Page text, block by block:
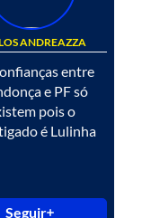
ANDREAZZA
entre
e PF só
pois o
é Lulinha
Seguir